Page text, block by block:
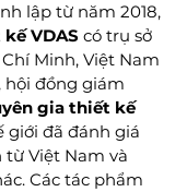
lập từ năm 2018,
VDAS có trụ sở
Minh, Việt Nam
hội đồng giám
gia thiết kế
giới đã đánh giá
từ Việt Nam và
Các tác phẩm